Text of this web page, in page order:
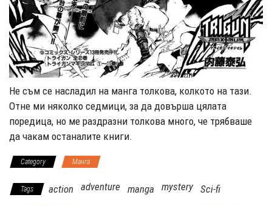
Не съм се насладил на манга толкова, колкото на тази.
Отне ми няколко седмици, за да довърша цялата
поредица, но ме раздразни толкова много, че трябваше
да чакам останалите книги.
Category Манга
Tags action adventure manga mystery Sci-fi